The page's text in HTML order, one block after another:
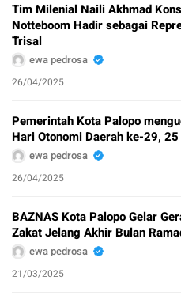
Tim Milenial Naili Akhmad
Notteboom Hadir sebagai
Trisal
ewa pedrosa
26/04/2025
Pemerintah Kota Palopo
Hari Otonomi Daerah ke-29,
ewa pedrosa
26/04/2025
BAZNAS Kota Palopo Gelar
Zakat Jelang Akhir Bulan
ewa pedrosa
21/03/2025